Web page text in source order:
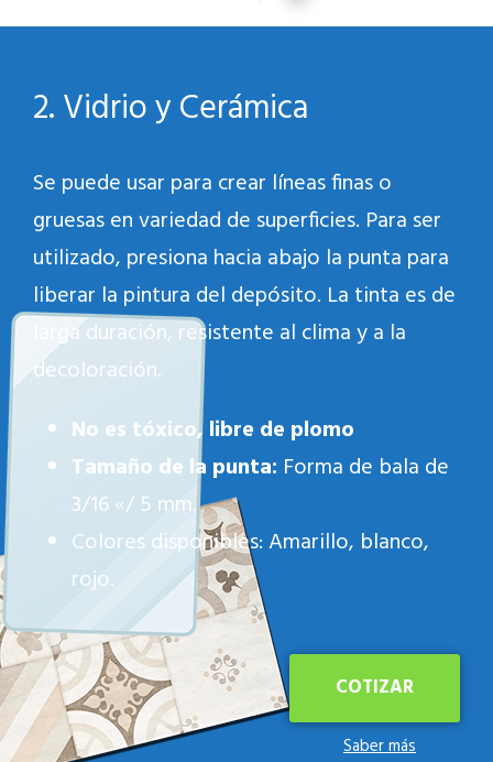
2. Vidrio y Cerámica
Se puede usar para crear líneas finas o
gruesas en variedad de superficies. Para ser
utilizado, presiona hacia abajo la punta para
liberar la pintura del depósito. La tinta es de
larga duración, resistente al clima y a la
decoloración.
No es tóxico, libre de plomo
Tamaño de la punta: Forma de bala de
3/16 «/ 5 mm.
Colores disponibles: Amarillo, blanco,
rojo.
COTIZAR
Saber más